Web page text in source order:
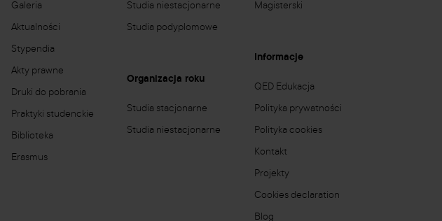
Galeria
Aktualności
Stypendia
Akty prawne
Druki do pobrania
Praktyki studenckie
Biblioteka
Erasmus
Studia niestacjonarne
Studia podyplomowe
Organizacja roku
Studia stacjonarne
Studia niestacjonarne
Magisterski
Informacje
QED Edukacja
Polityka prywatności
Polityka cookies
Kontakt
Projekty
Cookies declaration
Blog